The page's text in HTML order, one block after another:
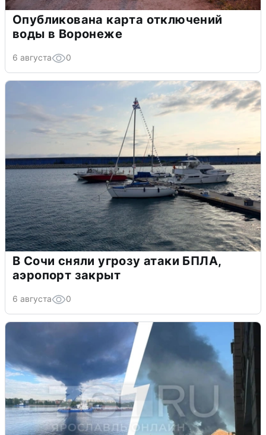
Опубликована карта отключений
воды в Воронеже
6 августа 0
В Сочи сняли угрозу атаки БПЛА,
аэропорт закрыт
6 августа 0